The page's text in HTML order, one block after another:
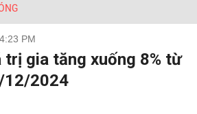
PM
trị gia tăng xuống 8% từ
12/2024